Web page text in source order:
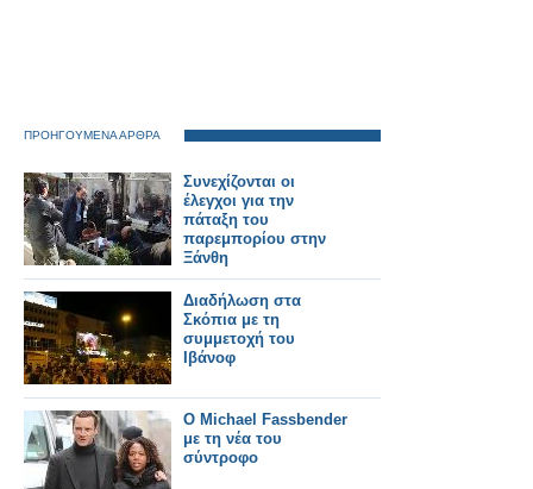
ΠΡΟΗΓΟΥΜΕΝΑ ΑΡΘΡΑ
Συνεχίζονται οι
έλεγχοι για την
πάταξη του
παρεμπορίου στην
Ξάνθη
Διαδήλωση στα
Σκόπια με τη
συμμετοχή του
Ιβάνοφ
Ο Michael Fassbender
με τη νέα του
σύντροφο